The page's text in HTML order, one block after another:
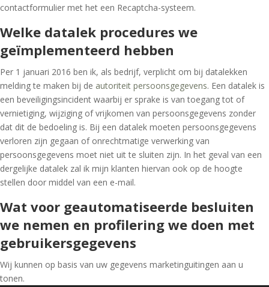
contactformulier met het een Recaptcha-systeem.
Welke datalek procedures we
geïmplementeerd hebben
Per 1 januari 2016 ben ik, als bedrijf, verplicht om bij datalekken
melding te maken bij de autoriteit persoonsgegevens. Een datalek is
een beveiligingsincident waarbij er sprake is van toegang tot of
vernietiging, wijziging of vrijkomen van persoonsgegevens zonder
dat dit de bedoeling is. Bij een datalek moeten persoonsgegevens
verloren zijn gegaan of onrechtmatige verwerking van
persoonsgegevens moet niet uit te sluiten zijn. In het geval van een
dergelijke datalek zal ik mijn klanten hiervan ook op de hoogte
stellen door middel van een e-mail.
Wat voor geautomatiseerde besluiten
we nemen en profilering we doen met
gebruikersgegevens
Wij kunnen op basis van uw gegevens marketinguitingen aan u
tonen.